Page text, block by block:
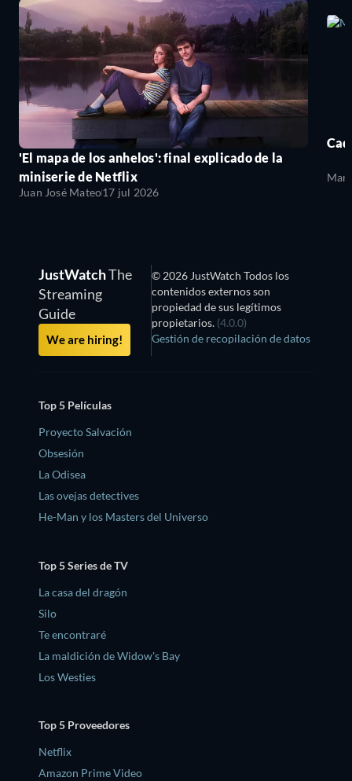
'El mapa de los anhelos': final explicado de la
miniserie de Netflix
Juan José Mateo17 jul 2026
JustWatchThe
Streaming
Guide
We are hiring!
© 2026 JustWatch Todos los
contenidos externos son
propiedad de sus legítimos
propietarios. (4.0.0)
Gestión de recopilación de datos
Top 5 Películas
Proyecto Salvación
Obsesión
La Odisea
Las ovejas detectives
He-Man y los Masters del Universo
Top 5 Series de TV
La casa del dragón
Silo
Te encontraré
La maldición de Widow's Bay
Los Westies
Top 5 Proveedores
Netflix
Amazon Prime Video